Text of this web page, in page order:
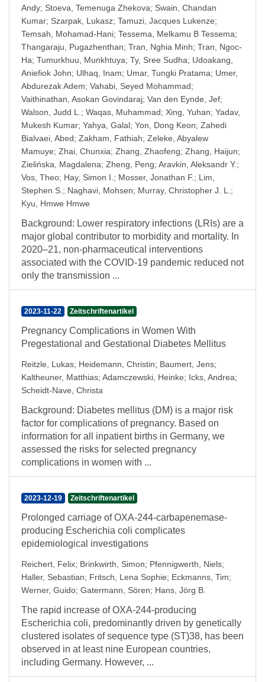
Andy; Stoeva, Temenuga Zhekova; Swain, Chandan
Kumar; Szarpak, Lukasz; Tamuzi, Jacques Lukenze;
Temsah, Mohamad-Hani; Tessema, Melkamu B Tessema;
Thangaraju, Pugazhenthan; Tran, Nghia Minh; Tran, Ngoc-
Ha; Tumurkhuu, Munkhtuya; Ty, Sree Sudha; Udoakang,
Aniefiok John; Ulhaq, Inam; Umar, Tungki Pratama; Umer,
Abdurezak Adem; Vahabi, Seyed Mohammad;
Vaithinathan, Asokan Govindaraj; Van den Eynde, Jef;
Walson, Judd L. ; Waqas, Muhammad; Xing, Yuhan; Yadav,
Mukesh Kumar; Yahya, Galal; Yon, Dong Keon; Zahedi
Bialvaei, Abed; Zakham, Fathiah; Zeleke, Abyalew
Mamuye; Zhai, Chunxia; Zhang, Zhaofeng; Zhang, Haijun;
Zielińska, Magdalena; Zheng, Peng; Aravkin, Aleksandr Y.;
Vos, Theo; Hay, Simon I. ; Mosser, Jonathan F. ; Lim,
Stephen S. ; Naghavi, Mohsen; Murray, Christopher J. L. ;
Kyu, Hmwe Hmwe
Background: Lower respiratory infections (LRIs) are a
major global contributor to morbidity and mortality. In
2020–21, non-pharmaceutical interventions
associated with the COVID-19 pandemic reduced not
only the transmission ...
2023-11-22 Zeitschriftenartikel
Pregnancy Complications in Women With
Pregestational and Gestational Diabetes Mellitus
Reitzle, Lukas; Heidemann, Christin; Baumert, Jens;
Kaltheuner, Matthias; Adamczewski, Heinke; Icks, Andrea;
Scheidt-Nave, Christa
Background: Diabetes mellitus (DM) is a major risk
factor for complications of pregnancy. Based on
information for all inpatient births in Germany, we
assessed the risks for selected pregnancy
complications in women with ...
2023-12-19 Zeitschriftenartikel
Prolonged carriage of OXA-244-carbapenemase-
producing Escherichia coli complicates
epidemiological investigations
Reichert, Felix; Brinkwirth, Simon; Pfennigwerth, Niels;
Haller, Sebastian; Fritsch, Lena Sophie; Eckmanns, Tim;
Werner, Guido; Gatermann, Sören; Hans, Jörg B.
The rapid increase of OXA-244-producing
Escherichia coli, predominantly driven by genetically
clustered isolates of sequence type (ST)38, has been
observed in at least nine European countries,
including Germany. However, ...